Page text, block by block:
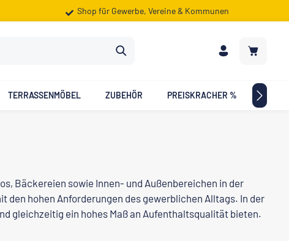
Shop für Gewerbe, Vereine & Kommunen
TERRASSENMÖBEL ZUBEHÖR PREISKRACHER %
Bäckereien sowie Innen- und Außenbereichen in der
hohen Anforderungen des gewerblichen Alltags. In der
gleichzeitig ein hohes Maß an Aufenthaltsqualität bieten.